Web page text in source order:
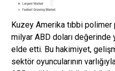
Kuzey Amerika tıbbi polimer
milyar ABD doları değerinde
elde etti. Bu hakimiyet,
sektör oyuncularının